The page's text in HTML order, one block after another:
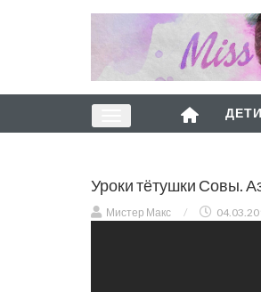
Уроки тётушки Совы.
Мистер Макс /